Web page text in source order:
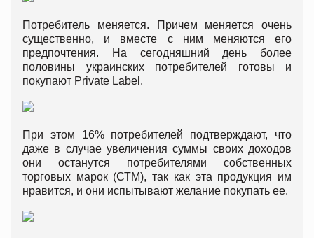
Потребитель меняется. Причем меняется очень
существенно, и вместе с ним меняются его
предпочтения. На сегодняшний день более
половины украинских потребителей готовы и
покупают Private Label.
При этом 16% потребителей подтверждают, что
даже в случае увеличения суммы своих доходов
они останутся потребителями собственных
торговых марок (СТМ), так как эта продукция им
нравится, и они испытывают желание покупать ее.